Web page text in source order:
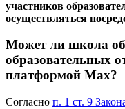
участников
осуществляться
Может ли школа
образовательных
платформой Мах?
Согласно п. 1 ст. 9